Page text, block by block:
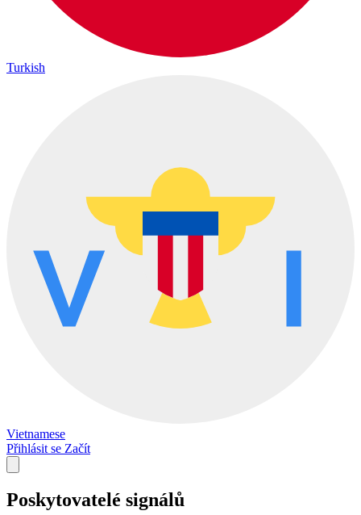
Turkish
Vietnamese
Přihlásit se Začít
Poskytovatelé signálů